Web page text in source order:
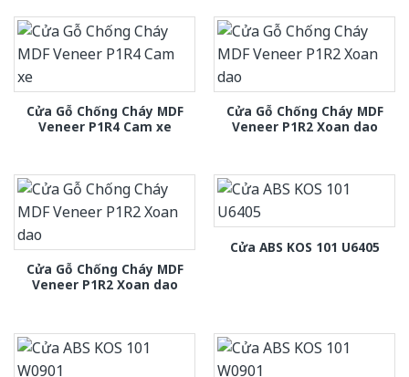
Cửa Gỗ Chống Cháy MDF
Veneer P1R4 Cam xe
Cửa Gỗ Chống Cháy MDF
Veneer P1R2 Xoan dao
Cửa Gỗ Chống Cháy MDF
Veneer P1R2 Xoan dao
Cửa ABS KOS 101 U6405